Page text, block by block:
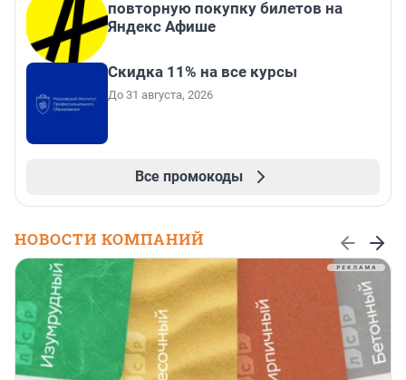
повторную покупку билетов на
Яндекс Афише
Скидка 11% на все курсы
До 31 августа, 2026
Все промокоды
НОВОСТИ КОМПАНИЙ